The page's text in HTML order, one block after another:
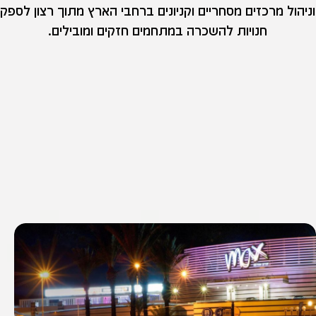
וניהול מרכזים מסחריים וקניונים ברחבי הארץ מתוך רצון לספק
חנויות להשכרה במתחמים חזקים ומובילים.